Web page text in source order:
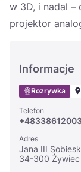
w 3D, i nadal –
projektor
Informacje
Rozrywka
Telefon
Adres
Jana III
34-300 Żywiec